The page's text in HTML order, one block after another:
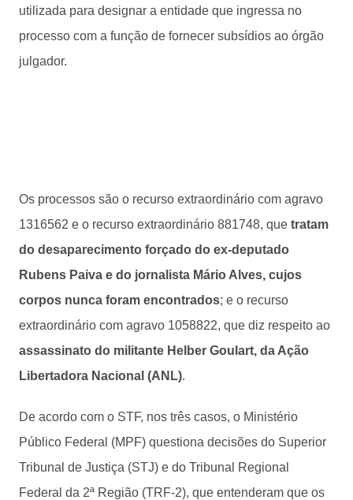
utilizada para designar a entidade que ingressa no
processo com a função de fornecer subsídios ao órgão
julgador.
Os processos são o recurso extraordinário com agravo
1316562 e o recurso extraordinário 881748, que tratam
do desaparecimento forçado do ex-deputado
Rubens Paiva e do jornalista Mário Alves, cujos
corpos nunca foram encontrados; e o recurso
extraordinário com agravo 1058822, que diz respeito ao
assassinato do militante Helber Goulart, da Ação
Libertadora Nacional (ANL).
De acordo com o STF, nos três casos, o Ministério
Público Federal (MPF) questiona decisões do Superior
Tribunal de Justiça (STJ) e do Tribunal Regional
Federal da 2ª Região (TRF-2), que entenderam que os